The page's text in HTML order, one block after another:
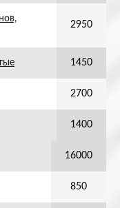
2950
1450
2700
1400
16000
850